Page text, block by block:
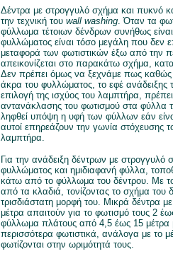
Δέντρα με στρογγυλό σχήμα και πυκνό
την τεχνική του wall washing. Όταν τα
φύλλωμα τέτοιων δένδρων συνήθως
φυλλώματος είναι τόσο μεγάλη που δεν
μεταφορά των φωτιστικών έξω από την
απεικονίζεται στο παρακάτω σχήμα,
Δεν πρέπει όμως να ξεχνάμε πως καθώς
άκρα του φυλλώματος, το εφέ ανάδειξης
επιλογή της ισχύος του λαμπτήρα,
αντανάκλασης του φωτισμού στα φύλλα
ληφθεί υπόψη η υφή των φύλλων εάν
αυτοί επηρεάζουν την γωνία στόχευσης
λαμπτήρα.
Για την ανάδειξη δέντρων με στρογγυλό
φυλλώματος και ημιδιαφανή φύλλα,
κάτω από το φύλλωμα του δέντρου. Με
από τα κλαδιά, τονίζοντας το σχήμα του
τρισδιάστατη μορφή του. Μικρά δέντρα
μέτρα απαιτούν για το φωτισμό τους 2
φύλλωμα πλάτους από 4,5 έως 15 μέτρα
περισσότερα φωτιστικά, ανάλογα με το
φωτίζονται στην ωριμότητά τους.